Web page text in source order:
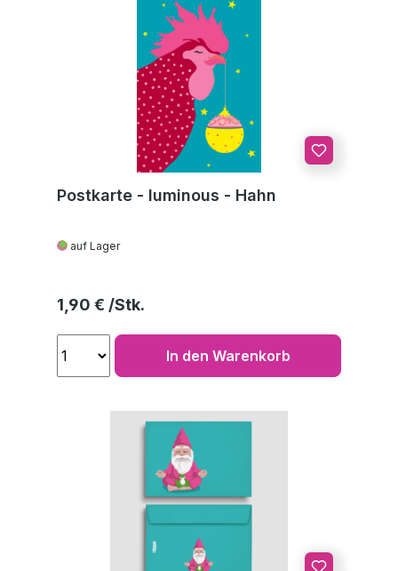
Postkarte - luminous - Hahn
auf Lager
Regulärer Preis:
1,90 €
In den Warenkorb